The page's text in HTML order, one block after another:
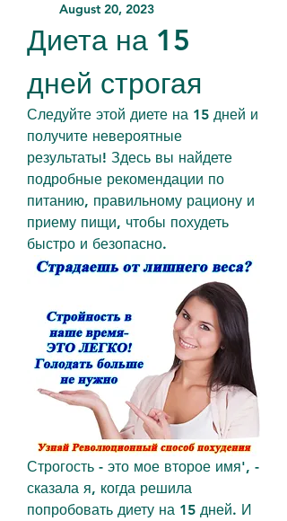
August 20, 2023
Диета на 15
дней строгая
Следуйте этой диете на 15 дней и
получите невероятные
результаты! Здесь вы найдете
подробные рекомендации по
питанию, правильному рациону и
приему пищи, чтобы похудеть
быстро и безопасно.
Строгость - это мое второе имя', -
сказала я, когда решила
попробовать диету на 15 дней. И